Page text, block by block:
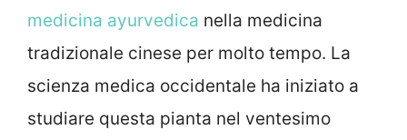
medicina ayurvedica nella medicina
tradizionale cinese per molto tempo. La
scienza medica occidentale ha iniziato a
studiare questa pianta nel ventesimo